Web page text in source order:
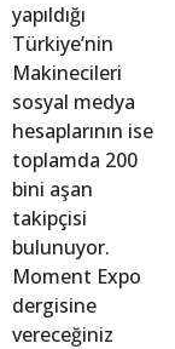
yapıldığı
Türkiye’nin
Makinecileri
sosyal medya
hesaplarının ise
toplamda 200
bini aşan
takipçisi
bulunuyor.
Moment Expo
dergisine
vereceğiniz